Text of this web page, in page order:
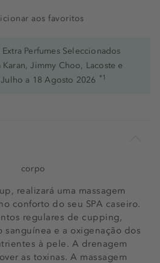
aos favoritos
Extra Perfumes Seleccionados
Jimmy Choo, Lacoste e
a 18 Agosto 2026 *1
realizará uma massagem
conforto do seu SPA caseiro.
regulares de cupping,
sanguínea e a oxigenação dos
à pele. A drenagem
as toxinas. A massagem
corpo